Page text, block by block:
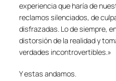
experiencia que haría de
reclamos silenciados, de
disfrazadas. Lo de siempre,
distorsión de la realidad y
verdades incontrovertibles.»
Y estas andamos.